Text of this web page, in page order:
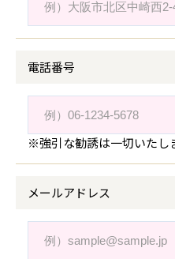
電話番号
※強引な勧誘は一切いたし
メールアドレス